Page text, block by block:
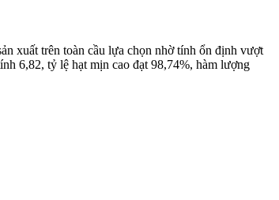
xuất trên toàn cầu lựa chọn nhờ tính ổn định vượt
6,82, tỷ lệ hạt mịn cao đạt 98,74%, hàm lượng